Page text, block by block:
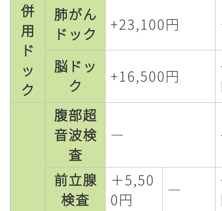
併
用
ド
ッ
ク
肺がん
ドック
+23,100円
脳ドッ
ク
+16,500円
腹部超
音波検
査
―
前立腺
検査
＋5,50
0円
―